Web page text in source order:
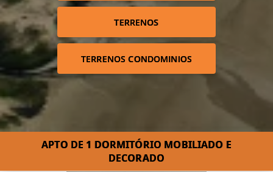
TERRENOS
TERRENOS CONDOMINIOS
APTO DE 1 DORMITÓRIO MOBILIADO E
DECORADO